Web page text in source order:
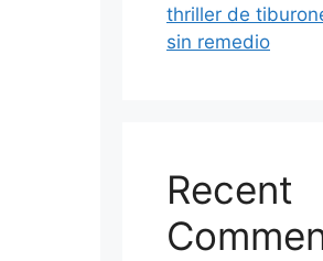
thriller de
sin remedio
Recent